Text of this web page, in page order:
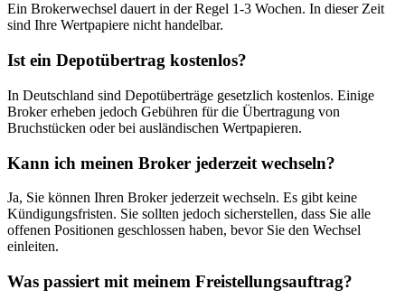
Ein Brokerwechsel dauert in der Regel 1-3 Wochen. In dieser Zeit
sind Ihre Wertpapiere nicht handelbar.
Ist ein Depotübertrag kostenlos?
In Deutschland sind Depotüberträge gesetzlich kostenlos. Einige
Broker erheben jedoch Gebühren für die Übertragung von
Bruchstücken oder bei ausländischen Wertpapieren.
Kann ich meinen Broker jederzeit wechseln?
Ja, Sie können Ihren Broker jederzeit wechseln. Es gibt keine
Kündigungsfristen. Sie sollten jedoch sicherstellen, dass Sie alle
offenen Positionen geschlossen haben, bevor Sie den Wechsel
einleiten.
Was passiert mit meinem Freistellungsauftrag?